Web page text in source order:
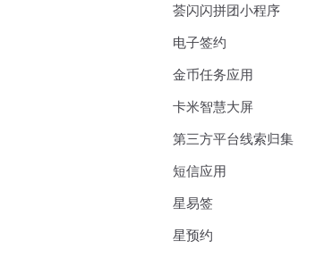
荟闪闪拼团小程序
电子签约
金币任务应用
卡米智慧大屏
第三方平台线索归集
短信应用
星易签
星预约